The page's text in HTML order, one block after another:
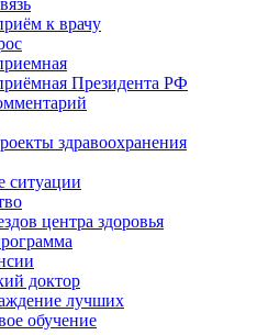
к врачу
Президента РФ
здравоохранения
ситуации
центра здоровья
доктор
лучших
обучение